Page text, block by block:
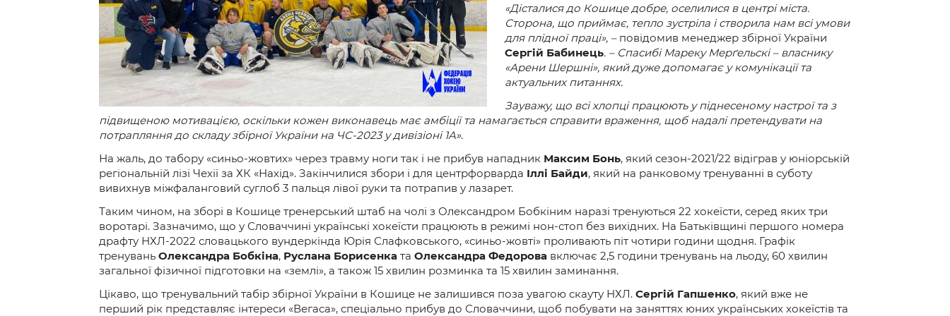
«Дісталися до Кошице добре, оселилися в центрі міста.
Сторона, що приймає, тепло зустріла і створила нам всі умови
для плідної праці», –повідомив менеджер збірної України
Сергій Бабинець. – Спасибі Мареку Мерґельскі – власнику
«Арени Шершні», який дуже допомагає у комунікації та
актуальних питаннях.
Зауважу, що всі хлопці працюють у піднесеному настрої та з
підвищеною мотивацією, оскільки кожен виконавець має амбіції та намагається справити враження, щоб надалі претендувати на
потрапляння до складу збірної України на ЧС-2023 у дивізіоні 1A».
На жаль, до табору «синьо-жовтих» через травму ноги так і не прибув нападник Максим Бонь, який сезон-2021/22 відіграв у юніорській
регіональній лізі Чехії за ХК «Нахід». Закінчилися збори і для центрфорварда Іллі Байди, який на ранковому тренуванні в суботу
вивихнув міжфаланговий суглоб 3 пальця лівої руки та потрапив у лазарет.
Таким чином, на зборі в Кошице тренерський штаб на чолі з Олександром Бобкіним наразі тренуються 22 хокеїсти, серед яких три
воротарі. Зазначимо, що у Словаччині українські хокеїсти працюють в режимі нон-стоп без вихідних. На Батьківщині першого номера
драфту НХЛ-2022 словацького вундеркінда Юрія Слафковського, «синьо-жовті» проливають піт чотири години щодня. Графік
тренувань Олександра Бобкіна, Руслана Борисенка та Олександра Федорова включає 2,5 години тренувань на льоду, 60 хвилин
загальної фізичної підготовки на «землі», а також 15 хвилин розминка та 15 хвилин заминання.
Цікаво, що тренувальний табір збірної України в Кошице не залишився поза увагою скауту НХЛ. Сергій Гапшенко, який вже не
перший рік представляє інтереси «Вегаса», спеціально прибув до Словаччини, щоб побувати на заняттях юних українських хокеїстів та